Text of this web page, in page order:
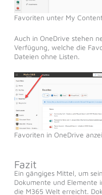
Favoriten unter My
Auch in OneDrive stehen
Verfügung, welche die
Dateien ohne Listen.
Favoriten in OneDrive
Fazit
Ein gängiges Mittel, um
Dokumente und Elemente
die M365 Welt erreicht.